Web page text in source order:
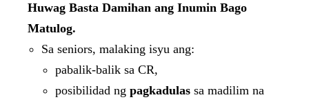
Huwag Basta Damihan ang Inumin Bago
Matulog.
Sa seniors, malaking isyu ang:
pabalik-balik sa CR,
posibilidad ng pagkadulas sa madilim na